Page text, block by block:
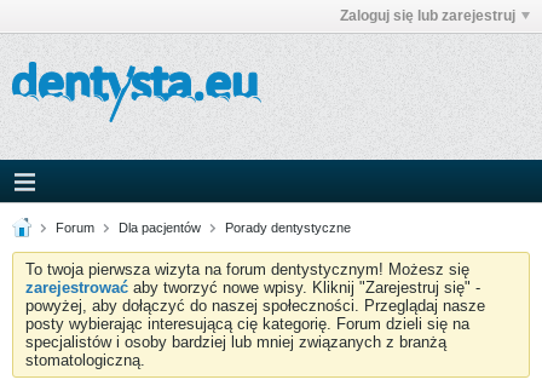
Zaloguj się lub zarejestruj
Forum Dla pacjentów Porady dentystyczne
To twoja pierwsza wizyta na forum dentystycznym! Możesz się
zarejestrować aby tworzyć nowe wpisy. Kliknij "Zarejestruj się" -
powyżej, aby dołączyć do naszej społeczności. Przeglądaj nasze
posty wybierając interesującą cię kategorię. Forum dzieli się na
specjalistów i osoby bardziej lub mniej związanych z branżą
stomatologiczną.